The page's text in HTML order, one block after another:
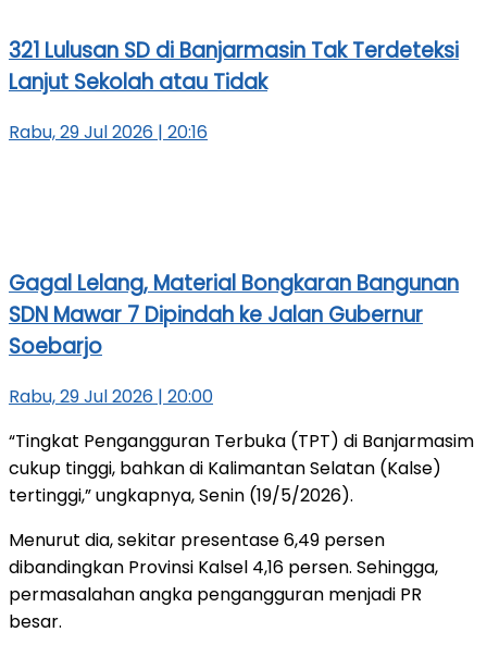
321 Lulusan SD di Banjarmasin Tak Terdeteksi
Lanjut Sekolah atau Tidak
Rabu, 29 Jul 2026 | 20:16
Gagal Lelang, Material Bongkaran Bangunan
SDN Mawar 7 Dipindah ke Jalan Gubernur
Soebarjo
Rabu, 29 Jul 2026 | 20:00
“Tingkat Pengangguran Terbuka (TPT) di Banjarmasim
cukup tinggi, bahkan di Kalimantan Selatan (Kalse)
tertinggi,” ungkapnya, Senin (19/5/2026).
Menurut dia, sekitar presentase 6,49 persen
dibandingkan Provinsi Kalsel 4,16 persen. Sehingga,
permasalahan angka pengangguran menjadi PR
besar.